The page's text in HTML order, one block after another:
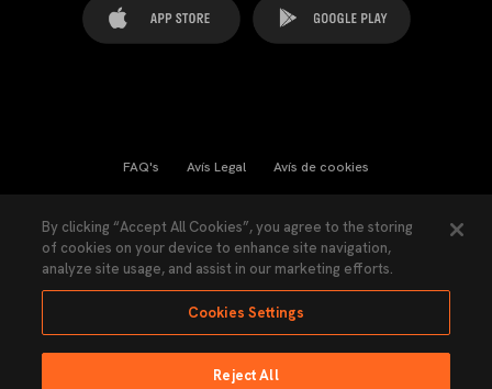
FAQ's Avís Legal Avís de cookies
Llei de Transparència Política de Privacitat
Accessibilitat
By clicking “Accept All Cookies”, you agree to the storing
of cookies on your device to enhance site navigation,
analyze site usage, and assist in our marketing efforts.
Cookies Settings
Reject All